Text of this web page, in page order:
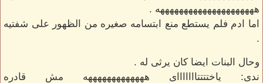
هههههههههههههههههههههه .
اما ادم فلم يستطع منع ابتسامه صغيره من الظهور على شفتيه
.
وحال البنات ايضا كان يرثى له .
ندى: ياختتتتاااااااى هههههههههههههه مش قادره